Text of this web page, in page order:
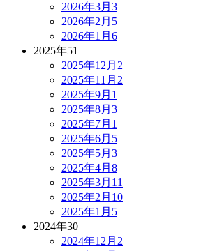
2026年3月 3
2026年2月 5
2026年1月 6
2025年51
2025年12月 2
2025年11月 2
2025年9月 1
2025年8月 3
2025年7月 1
2025年6月 5
2025年5月 3
2025年4月 8
2025年3月 11
2025年2月 10
2025年1月 5
2024年30
2024年12月 2